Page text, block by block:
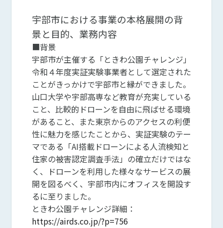
宇部市における事業の本格展開の背
景と目的、業務内容
■背景
宇部市が主催する「ときわ公園チャレンジ」
令和４年度実証実験事業者として選定された
ことがきっかけで宇部市と縁ができました。
山口大学や宇部高専など教育が充実している
こと、比較的ドローンを自由に飛ばせる環境
があること、また東京からのアクセスの利便
性に魅力を感じたことから、実証実験のテー
マである「AI搭載ドローンによる人流検知と
住家の被害認定調査手法」の確立だけではな
く、ドローンを利用した様々なサービスの展
開を図るべく、宇部市内にオフィスを開設す
るに至りました。
ときわ公園チャレンジ詳細：
https://airds.co.jp/?p=756